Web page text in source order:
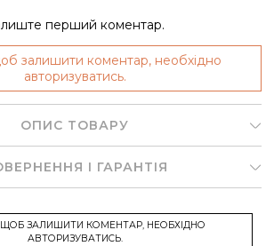
перший коментар.
залишити коментар, необхідно
авторизуватись.
ОПИС ТОВАРУ
І ГАРАНТІЯ
ЗАЛИШИТИ КОМЕНТАР, НЕОБХІДНО
АВТОРИЗУВАТИСЬ.